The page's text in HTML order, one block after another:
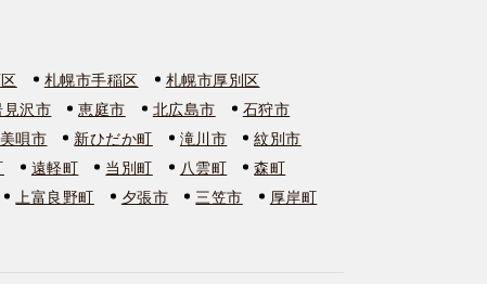
札幌市手稲区
札幌市厚別区
見沢市 恵庭市 北広島市
石狩市
美唄市 新ひだか町 滝川市
紋別市
遠軽町 当別町 八雲町
森町
上富良野町 夕張市 三笠市
厚岸町